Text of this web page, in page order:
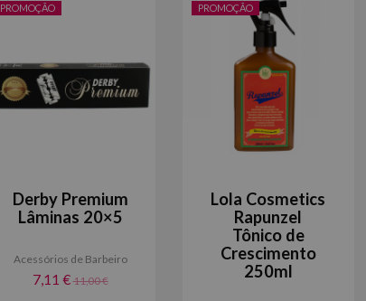
PROMOÇÃO
Derby Premium
Lâminas 20×5
Acessórios de Barbeiro
7,11 €11,00 €
PROMOÇÃO
Lola Cosmetics
Rapunzel
Tônico de
Crescimento
250ml